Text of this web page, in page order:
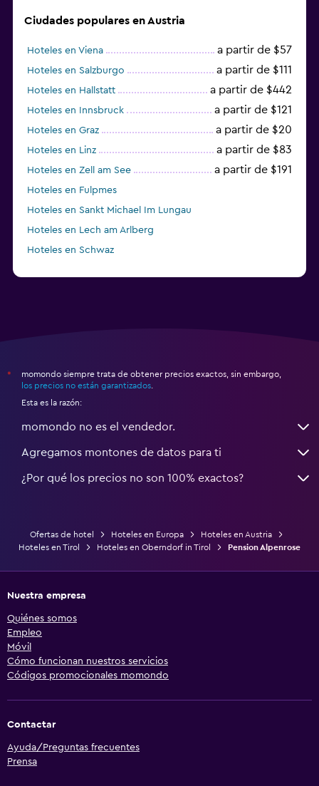
Ciudades populares en Austria
Hoteles en Viena a partir de $57
Hoteles en Salzburgo a partir de $111
Hoteles en Hallstatt a partir de $442
Hoteles en Innsbruck a partir de $121
Hoteles en Graz a partir de $20
Hoteles en Linz a partir de $83
Hoteles en Zell am See a partir de $191
Hoteles en Fulpmes
Hoteles en Sankt Michael Im Lungau
Hoteles en Lech am Arlberg
Hoteles en Schwaz
*
momondo siempre trata de obtener precios exactos, sin embargo,
los precios no están garantizados
Esta es la razón:
momondo no es el vendedor.
Agregamos montones de datos para ti
¿Por qué los precios no son 100% exactos?
Ofertas de hotel Hoteles en Europa
Hoteles en Austria
Hoteles en Tirol
Hoteles en Oberndorf in Tirol Pension Alpenrose
Nuestra empresa
Quiénes somos
Empleo
Móvil
Cómo funcionan nuestros servicios
Códigos promocionales momondo
Contactar
Ayuda/Preguntas frecuentes
Prensa